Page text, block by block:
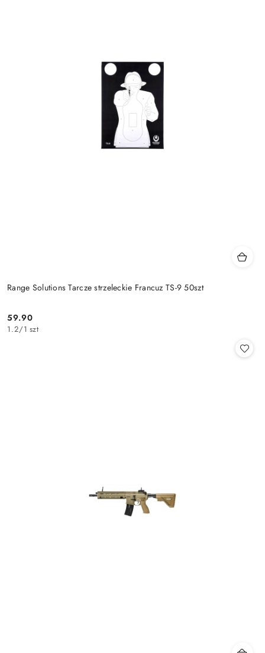
Range Solutions Tarcze strzeleckie Francuz TS-9 50szt
Cena:
59.90
1.2/1 szt